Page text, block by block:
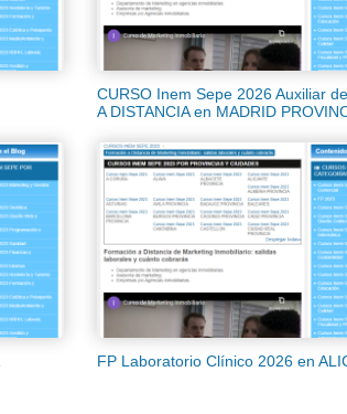
CURSO Inem Sepe 2026 Auxiliar
A DISTANCIA en MADRID
FP Laboratorio Clínico 2026 en